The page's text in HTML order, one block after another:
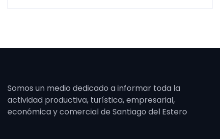
Somos un medio dedicado a informar toda la
actividad productiva, turística, empresarial,
económica y comercial de Santiago del Estero